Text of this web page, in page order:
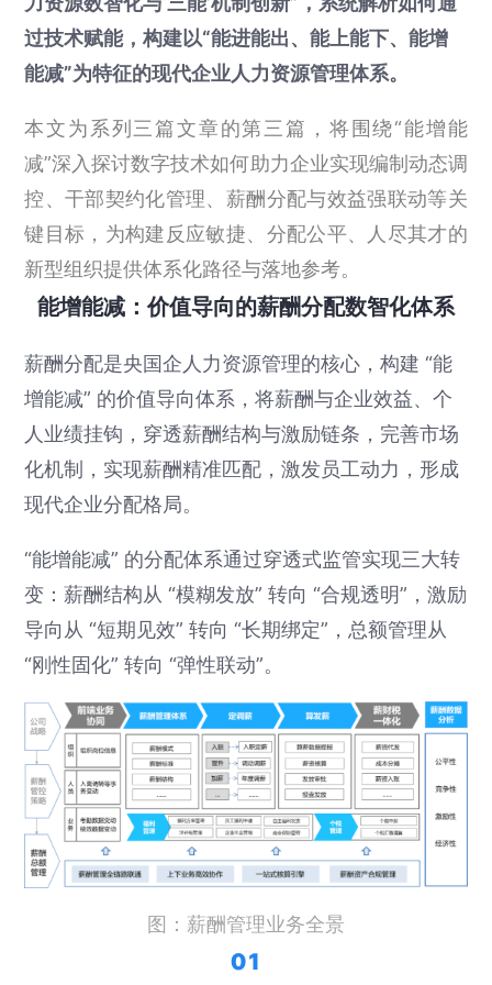
过技术赋能，构建以“能进能出、能上能下、能增
能减”为特征的现代企业人力资源管理体系。
本文为系列三篇文章的第三篇，将围绕“能增能
减”深入探讨数字技术如何助力企业实现编制动态调
控、干部契约化管理、薪酬分配与效益强联动等关
键目标，为构建反应敏捷、分配公平、人尽其才的
新型组织提供体系化路径与落地参考。
能增能减：价值导向的薪酬分配数智化体系
薪酬分配是央国企人力资源管理的核心，构建 “能
增能减” 的价值导向体系，将薪酬与企业效益、个
人业绩挂钩，穿透薪酬结构与激励链条，完善市场
化机制，实现薪酬精准匹配，激发员工动力，形成
现代企业分配格局。
“能增能减” 的分配体系通过穿透式监管实现三大转
变：薪酬结构从 “模糊发放” 转向 “合规透明”，激励
导向从 “短期见效” 转向 “长期绑定”，总额管理从
“刚性固化” 转向 “弹性联动”。
图：薪酬管理业务全景
01